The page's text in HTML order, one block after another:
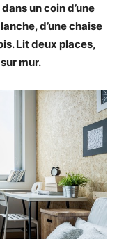
un coin d’une
d’une chaise
Lit deux places,
mur.